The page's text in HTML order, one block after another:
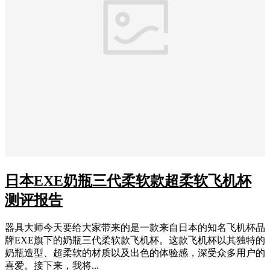
日本EXE奶瓶三代柔软款超柔软飞机杯
测评报告
器具大师今天要给大家带来的是一款来自日本的知名飞机杯品
牌EXE旗下的奶瓶三代柔软款飞机杯。这款飞机杯以其独特的
奶瓶造型、超柔软的材质以及出色的体验感，深受众多用户的
喜爱。接下来，我将...